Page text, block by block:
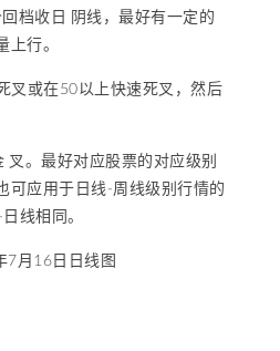
档收日 阴线，最好有一定的
行。
叉或在50以上快速死叉，然后
叉。最好对应股票的对应级别
可应用于日线-周线级别行情的
线相同。
7月16日日线图